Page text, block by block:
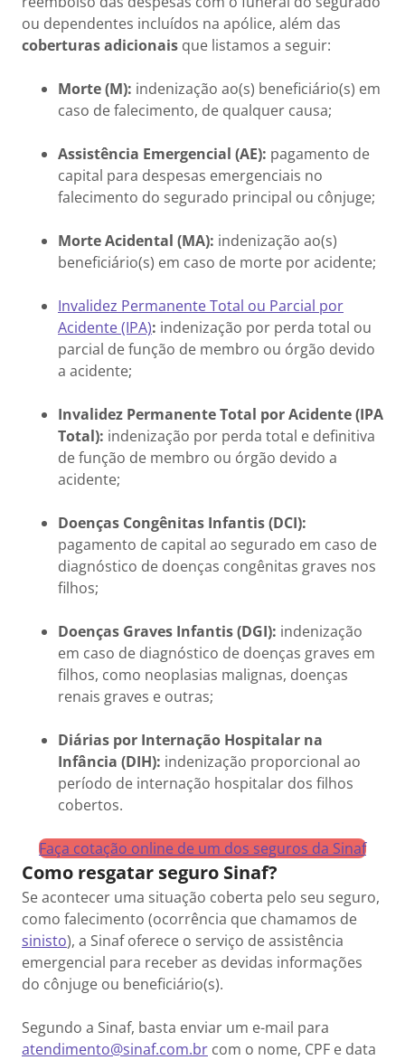
ou dependentes incluídos na apólice, além das
coberturas adicionais que listamos a seguir:
Morte (M): indenização ao(s) beneficiário(s) em
caso de falecimento, de qualquer causa;
Assistência Emergencial (AE): pagamento de
capital para despesas emergenciais no
falecimento do segurado principal ou cônjuge;
Morte Acidental (MA): indenização ao(s)
beneficiário(s) em caso de morte por acidente;
Invalidez Permanente Total ou Parcial por
Acidente (IPA): indenização por perda total ou
parcial de função de membro ou órgão devido
a acidente;
Invalidez Permanente Total por Acidente (IPA
Total): indenização por perda total e definitiva
de função de membro ou órgão devido a
acidente;
Doenças Congênitas Infantis (DCI):
pagamento de capital ao segurado em caso de
diagnóstico de doenças congênitas graves nos
filhos;
Doenças Graves Infantis (DGI): indenização
em caso de diagnóstico de doenças graves em
filhos, como neoplasias malignas, doenças
renais graves e outras;
Diárias por Internação Hospitalar na
Infância (DIH): indenização proporcional ao
período de internação hospitalar dos filhos
cobertos.
Faça cotação online de um dos seguros da Sinaf
Como resgatar seguro Sinaf?
Se acontecer uma situação coberta pelo seu seguro,
como falecimento (ocorrência que chamamos de
sinisto), a Sinaf oferece o serviço de assistência
emergencial para receber as devidas informações
do cônjuge ou beneficiário(s).
Segundo a Sinaf, basta enviar um e-mail para
atendimento@sinaf.com.br com o nome, CPF e data